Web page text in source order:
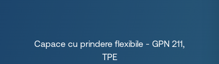
Capace cu prindere flexibile - GPN 211,
TPE